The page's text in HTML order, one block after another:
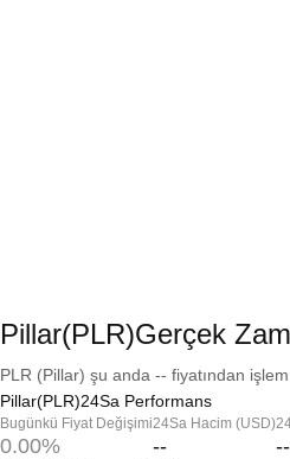
Pillar(PLR)Gerçek
PLR (Pillar) şu anda -- fiyatından
Pillar(PLR)24Sa Performans
Bugünkü Fiyat Değişimi
0.00%
24Sa Hacim (USD)
-- --